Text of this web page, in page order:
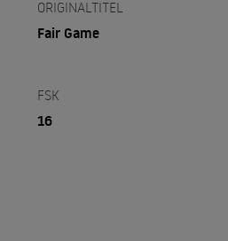
ORIGINALTITEL
Fair Game
FSK
16